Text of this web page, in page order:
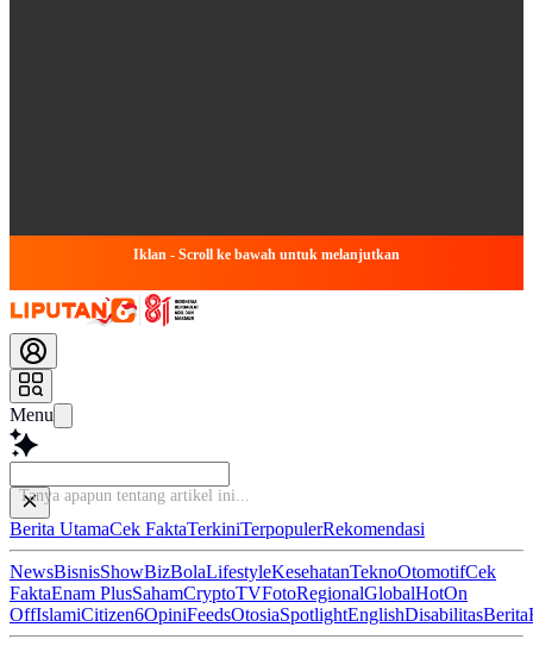
Iklan - Scroll ke bawah untuk melanjutkan
Menu
Ba
Berita UtamaCek FaktaTerkiniTerpopulerRekomendasi
NewsBisnisShowBizBolaLifestyleKesehatanTeknoOtomotifCek
FaktaEnam PlusSahamCryptoTVFotoRegionalGlobalHotOn
OffIslamiCitizen6OpiniFeedsOtosiaSpotlightEnglishDisabilitasBerita